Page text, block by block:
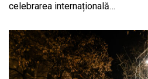
celebrarea internațională…